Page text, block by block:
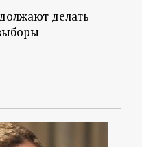
делать